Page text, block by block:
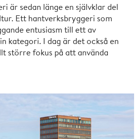
är sedan länge en självklar del
Ett hantverksbryggeri som
entusiasm till ett av
kategori. I dag är det också en
större fokus på att använda